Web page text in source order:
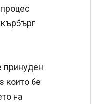
принуден
които бе
на